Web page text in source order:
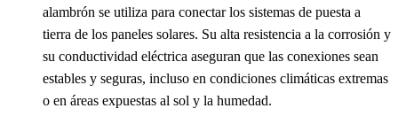
alambrón se utiliza para conectar los sistemas de puesta a
tierra de los paneles solares. Su alta resistencia a la corrosión y
su conductividad eléctrica aseguran que las conexiones sean
estables y seguras, incluso en condiciones climáticas extremas
o en áreas expuestas al sol y la humedad.